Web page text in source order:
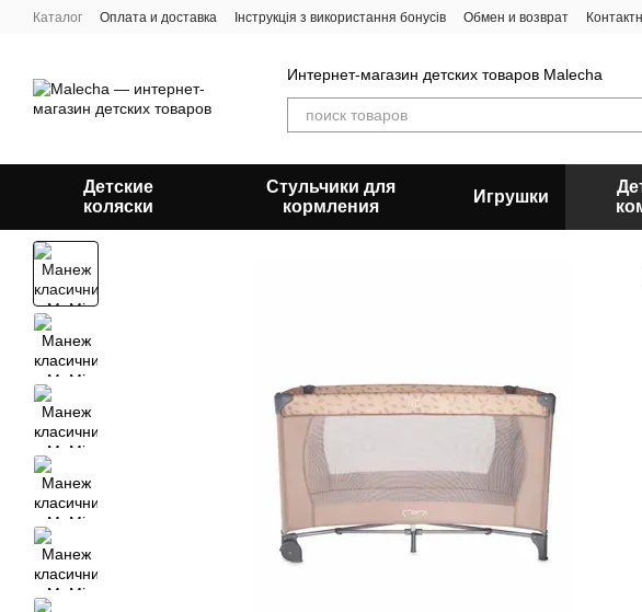
Перейти к основному контенту
Каталог Оплата и доставка Інструкція з використання бонусів Обмен и возврат
Интернет-магазин детских товаров Malecha
Детские
коляски
Стульчики для
кормления
Игрушки